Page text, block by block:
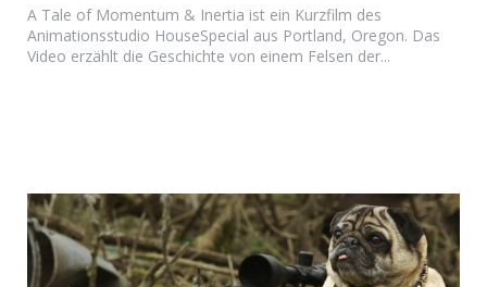
A Tale of Momentum & Inertia ist ein Kurzfilm des
Animationsstudio HouseSpecial aus Portland, Oregon. Das
Video erzählt die Geschichte von einem Felsen der...